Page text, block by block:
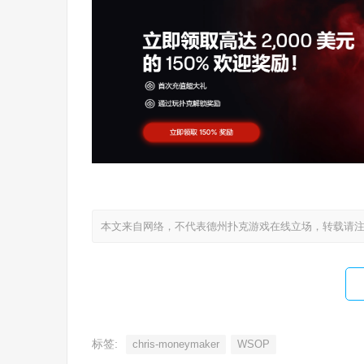
本文来自网络，不代表德州扑克游戏在线立场，转载请
标签: chris-moneymaker WSOP